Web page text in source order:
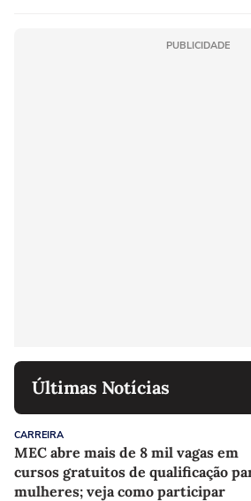
PUBLICIDADE
Últimas Notícias
CARREIRA
MEC abre mais de 8 mil vagas em
cursos gratuitos de qualificação
mulheres; veja como participar